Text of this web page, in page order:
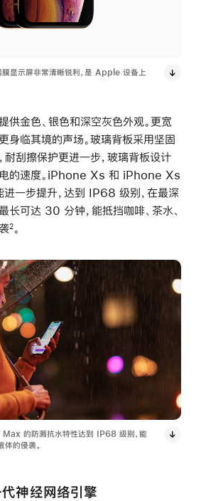
显示屏非常清晰锐利，是 Apple 设备上
供金色、银色和深空灰色外观。更宽
身临其境的声场。玻璃背板采用坚固
耐刮擦保护更进一步，玻璃背板设计
的速度。iPhone Xs 和 iPhone Xs
一步提升，达到 IP68 级别，在最深
长可达 30 分钟，能抵挡咖啡、茶水、
2 。
的防溅抗水特性达到 IP68 级别，能
体的侵袭。
神经网络引擎